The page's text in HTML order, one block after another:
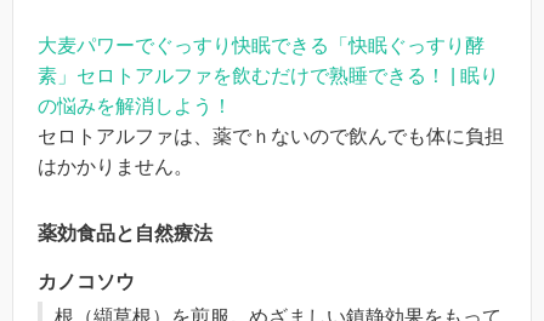
大麦パワーでぐっすり快眠できる「快眠ぐっすり酵
素」セロトアルファを飲むだけで熟睡できる！ | 眠り
の悩みを解消しよう！
セロトアルファは、薬でｈないので飲んでも体に負担
はかかりません。
薬効食品と自然療法
カノコソウ
根（纈草根）を煎服。めざましい鎮静効果をもって